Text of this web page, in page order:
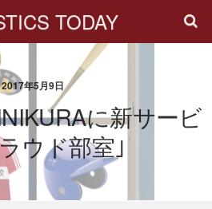
TODAY
2017年5月9日
に新サービ
ウド部室｣